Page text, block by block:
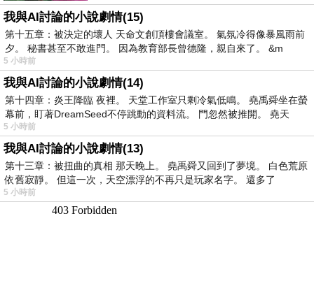
我與AI討論的小說劇情(15)
第十五章：被決定的壞人 天命文創頂樓會議室。 氣氛冷得像暴風雨前
夕。 秘書甚至不敢進門。 因為教育部長曾德隆，親自來了。 &m
5 小時前
我與AI討論的小說劇情(14)
第十四章：炎王降臨 夜裡。 天堂工作室只剩冷氣低鳴。 堯禹舜坐在螢
幕前，盯著DreamSeed不停跳動的資料流。 門忽然被推開。 堯天
5 小時前
我與AI討論的小說劇情(13)
第十三章：被扭曲的真相 那天晚上。 堯禹舜又回到了夢境。 白色荒原
依舊寂靜。 但這一次，天空漂浮的不再只是玩家名字。 還多了
5 小時前